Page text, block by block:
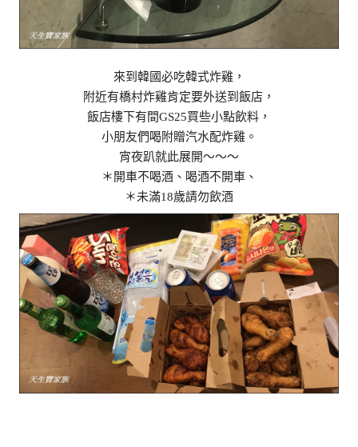
來到韓國必吃韓式炸雞，
附近有橋村炸雞肯定要外送到飯店，
飯店樓下有間GS25買些小點飲料，
小朋友們喝附贈汽水配炸雞。
宵夜趴就此展開～～～
＊開車不喝酒、喝酒不開車、
＊未滿18歲請勿飲酒